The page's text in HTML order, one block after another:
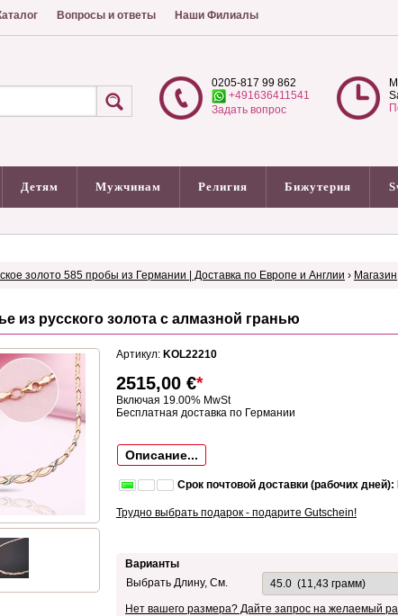
Вопросы и ответы Наши Филиалы
0205-817 99 862
+491636411541
Задать вопрос
Детям Мужчинам Религия Бижутерия
золото 585 пробы из Германии | Доставка по Европе и Англии › Магазин
из русского золота с алмазной гранью
Артикул: KOL22210
2515,00 €*
Включая 19.00% MwSt
Бесплатная доставка по Германии
Описание...
Срок почтовой доставки (рабочих
Трудно выбрать подарок - подарите Gutschein!
Варианты
Выбрать Длину, См.
Нет вашего размера? Дайте запрос на желаемый